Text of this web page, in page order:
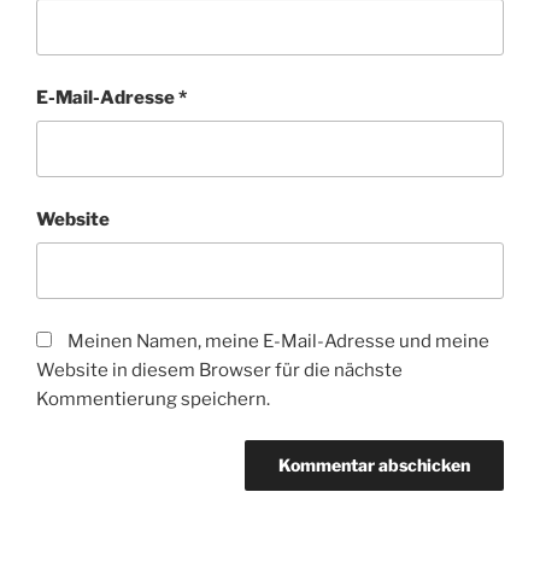
E-Mail-Adresse*
Website
Meinen Namen, meine E-Mail-Adresse und meine
Website in diesem Browser für die nächste
Kommentierung speichern.